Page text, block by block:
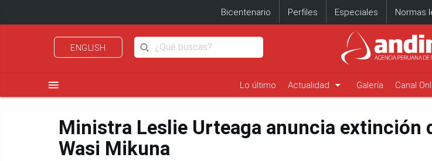
Bicentenario Perfiles Especiales Normas
ENGLISH
menu Lo último Actualidad arrow_drop_down Galería Canal
Ministra Leslie Urteaga anuncia extinción
Wasi Mikuna